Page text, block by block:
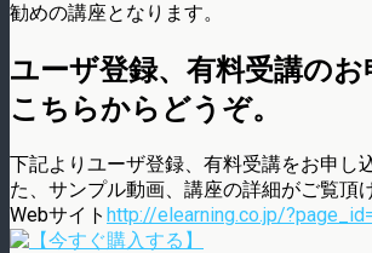
勧めの講座となります。
ユーザ登録、有料受講の
こちらからどうぞ。
下記よりユーザ登録、有料受講をお申し
た、サンプル動画、講座の詳細がご覧頂
Webサイト http://elearning.co.jp/